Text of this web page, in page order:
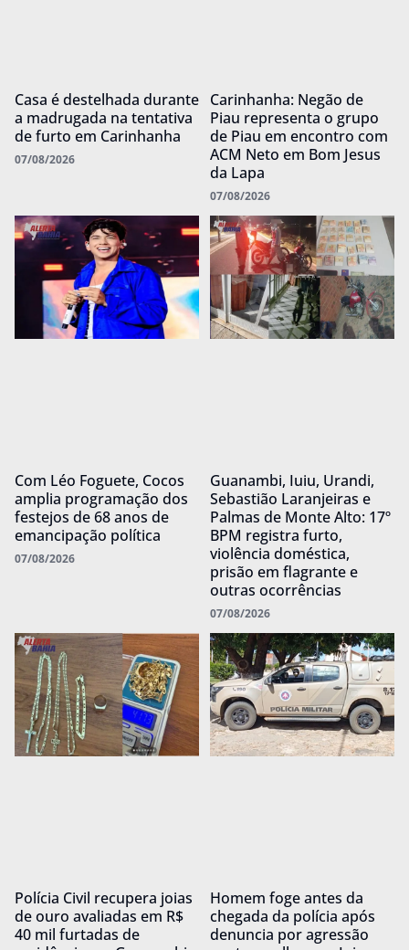
Casa é destelhada durante
a madrugada na tentativa
de furto em Carinhanha
07/08/2026
Carinhanha: Negão de
Piau representa o grupo
de Piau em encontro com
ACM Neto em Bom Jesus
da Lapa
07/08/2026
Com Léo Foguete, Cocos
amplia programação dos
festejos de 68 anos de
emancipação política
07/08/2026
Guanambi, Iuiu, Urandi,
Sebastião Laranjeiras e
Palmas de Monte Alto: 17º
BPM registra furto,
violência doméstica,
prisão em flagrante e
outras ocorrências
07/08/2026
Polícia Civil recupera joias
de ouro avaliadas em R$
40 mil furtadas de
Homem foge antes da
chegada da polícia após
denuncia por agressão